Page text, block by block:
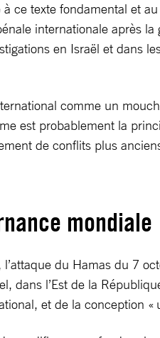
texte fondamental et
internationale après
en Israël et dans
comme un
est probablement la
de conflits plus
mondiale
du Hamas du 7
dans l’Est de la
et de la conception